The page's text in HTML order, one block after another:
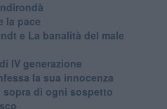
la pace
e La banalità del male
IV generazione
la sua innocenza
di ogni sospetto